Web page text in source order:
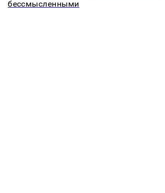
бессмысленными